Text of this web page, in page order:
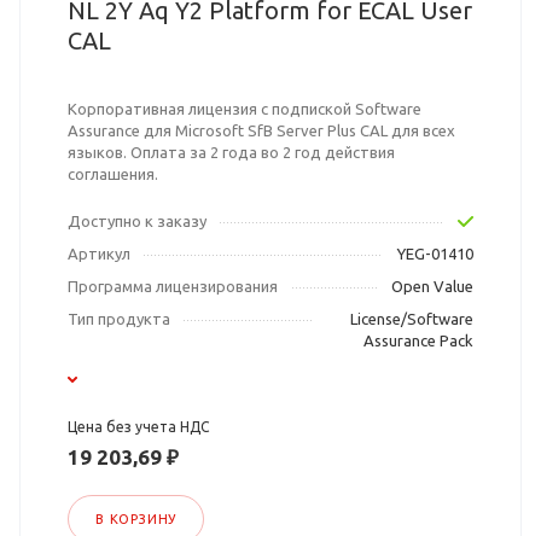
NL 2Y Aq Y2 Platform for ECAL User
CAL
Корпоративная лицензия с подпиской Software
Assurance для Microsoft SfB Server Plus CAL для всех
языков. Оплата за 2 года во 2 год действия
соглашения.
Доступно к заказу
Артикул
YEG-01410
Программа лицензирования
Open Value
Тип продукта
License/Software
Assurance Pack
Цена без учета НДС
19 203,69 ₽
В КОРЗИНУ